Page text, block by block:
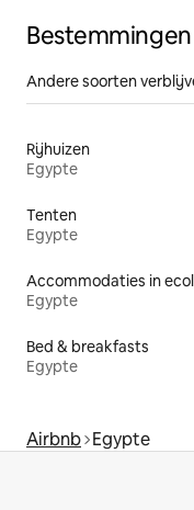
Andere soorten
Rijhuizen
Egypte
Tenten
Egypte
Egypte
Bed & breakfasts
Egypte
Airbnb Egypte